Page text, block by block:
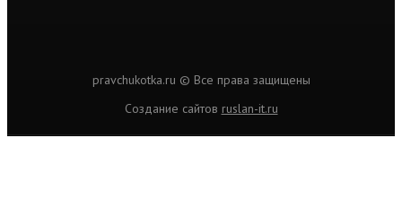
pravchukotka.ru © Все права защищены
Cоздание сайтов ruslan-it.ru